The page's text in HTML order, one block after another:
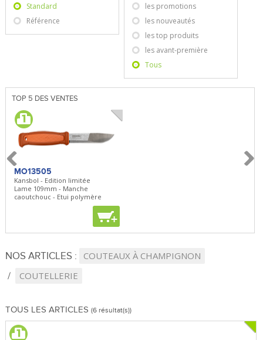
Standard
Référence
les promotions
les nouveautés
les top produits
les avant-première
Tous
TOP 5 DES VENTES
MO13505
Kansbol - Edition limitée
Lame 109mm - Manche
caoutchouc - Etui polymère
+
NOS ARTICLES :
COUTEAUX À CHAMPIGNON
COUTELLERIE
TOUS LES ARTICLES (6 résultat(s))